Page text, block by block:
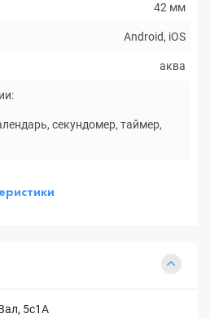
42 мм
Android, iOS
аква
секундомер, таймер,
5с1А